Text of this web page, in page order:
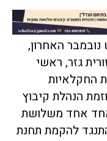
האחרון,
גזר, ראשי
החקלאיות
הנהלת קיבוץ
אחד משלושת
להקמת תחנת